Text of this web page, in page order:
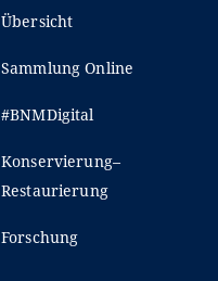
Übersicht
Sammlung Online
#BNMDigital
Konservierung–
Restaurierung
Forschung